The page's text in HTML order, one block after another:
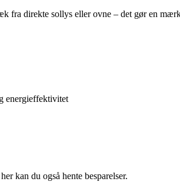
fra direkte sollys eller ovne – det gør en
energieffektivitet
kan du også hente besparelser.